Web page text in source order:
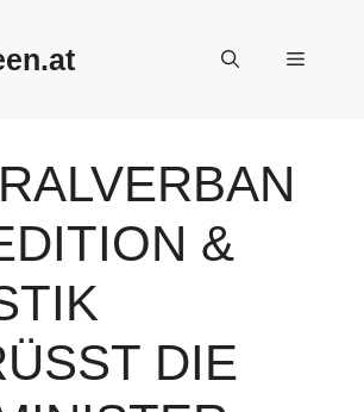
Menü
&
DIE V